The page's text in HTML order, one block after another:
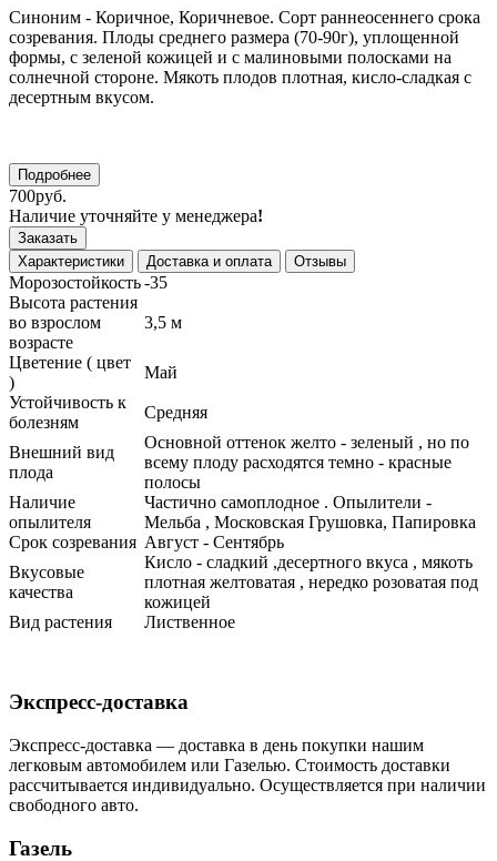
Синоним - Коричное, Коричневое. Сорт раннеосеннего срока
созревания. Плоды среднего размера (70-90г), уплощенной
формы, с зеленой кожицей и с малиновыми полосками на
солнечной стороне. Мякоть плодов плотная, кисло-сладкая с
десертным вкусом.
Подробнее
700руб.
Наличие уточняйте у менеджера!
Заказать
Характеристики
Доставка и оплата Отзывы
Морозостойкость-35
Высота растения
во взрослом
возрасте
3,5 м
Цветение ( цвет
)
Май
Устойчивость к
болезням
Средняя
Внешний вид
плода
Основной оттенок желто - зеленый , но по
всему плоду расходятся темно - красные
полосы
Наличие
опылителя
Частично самоплодное . Опылители -
Мельба , Московская Грушовка, Папировка
Срок созревания Август - Сентябрь
Вкусовые
качества
Кисло - сладкий ,десертного вкуса , мякоть
плотная желтоватая , нередко розоватая под
кожицей
Вид растения
Лиственное
Экспресс-доставка
Экспресс-доставка — доставка в день покупки нашим
легковым автомобилем или Газелью. Стоимость доставки
рассчитывается индивидуально. Осуществляется при наличии
свободного авто.
Газель